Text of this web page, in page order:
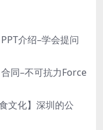
介绍–学会提问
同–不可抗力Force
文化】深圳的公